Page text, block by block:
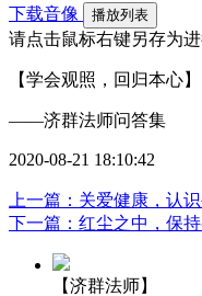
下载音像 播放列表
请点击鼠标右键另存为
【学会观照，回归本心】
——济群法师问答集
2020-08-21 18:10:42
上一篇：关爱健康，认
下一篇：红尘之中，保
【济群法师】